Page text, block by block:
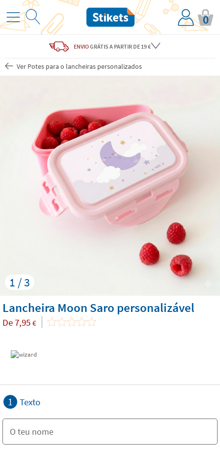
0
ENVIOGRÁTIS A PARTIR DE 19 €
Ver Potes para o lancheiras personalizados
1 / 3
Lancheira Moon Saro personalizável
De7,95 €
1 Texto